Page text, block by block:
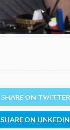
SHARE ON TWITTER
SHARE ON LINKEDIN